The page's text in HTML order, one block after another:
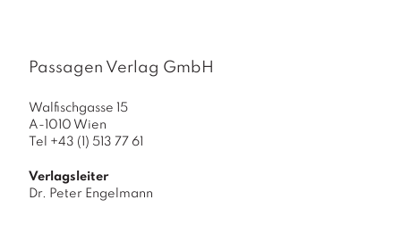
1
e
g
Passagen Verlag GmbH
Walfischgasse 15
A-1010 Wien
Tel +43 (1) 513 77 61
Verlagsleiter
Dr. Peter Engelmann